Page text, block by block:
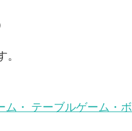
ム・ テーブルゲーム・ボ